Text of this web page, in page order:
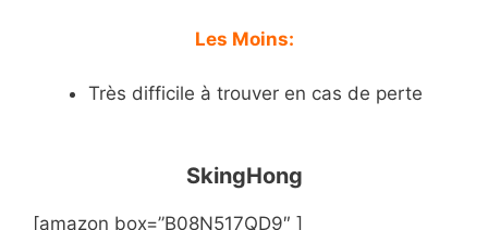
Les Moins:
Très difficile à trouver en cas de perte
SkingHong
[amazon box=”B08N517QD9″ ]